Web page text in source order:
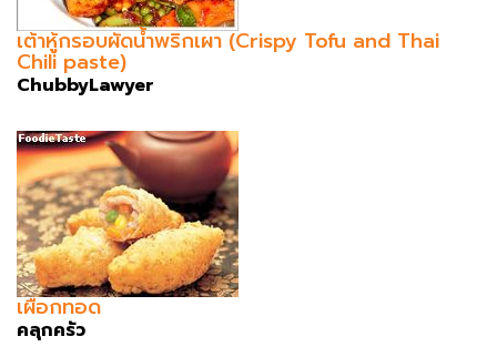
เต้าหู้กรอบผัดน้ำพริกเผา (Crispy Tofu and Thai
Chili paste)
ChubbyLawyer
เผือกทอด
คลุกครัว